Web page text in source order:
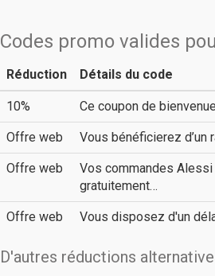
Codes promo valides
Réduction Détails du code
10% Ce coupon de
Offre web Vous bénéficierez d’un
Offre web
Vos commandes
gratuitement…
Offre web Vous disposez d'un
D'autres réductions